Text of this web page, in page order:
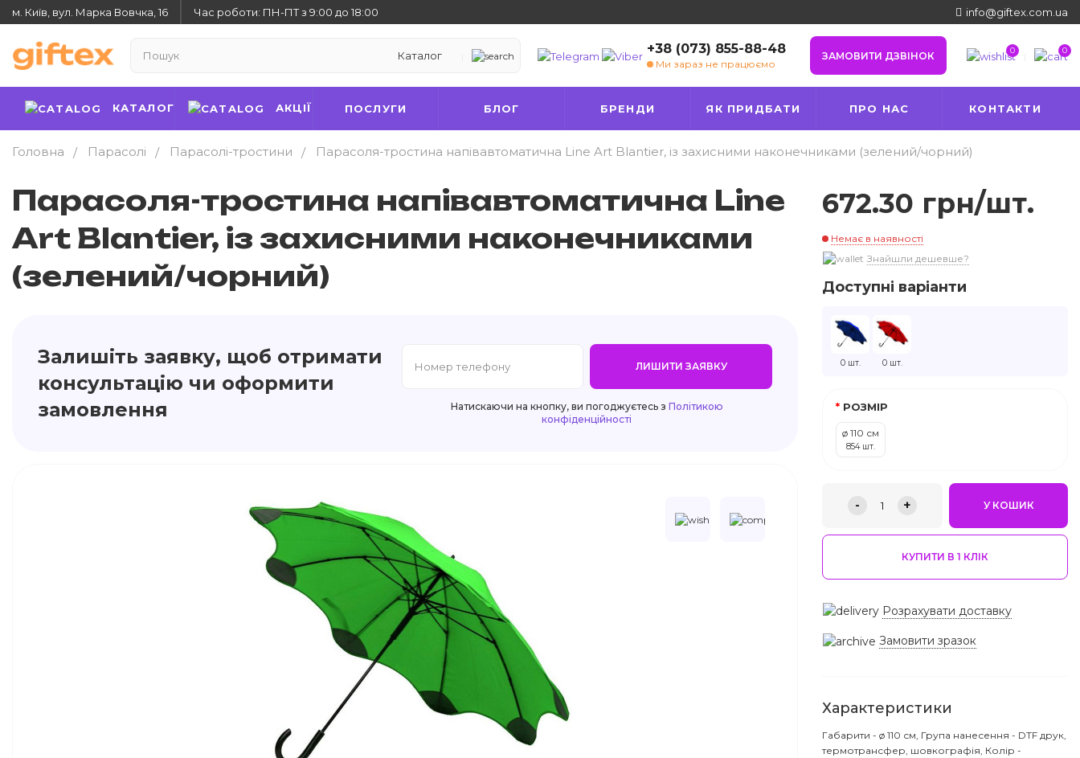
м. Київ, вул. Марка Вовчка, 16 Час роботи: ПН-ПТ з 9:00 до 18:00 info@giftex.com.ua
Каталог +38 (073) 855-88-48
Ми зараз не працюємо
ЗАМОВИТИ ДЗВІНОК 0 0
КАТАЛОГ АКЦІЇ ПОСЛУГИ БЛОГ БРЕНДИ ЯК ПРИДБАТИ ПРО НАС КОНТАКТИ
Головна Парасолі Парасолі-тростини Парасоля-тростина напівавтоматична Line Art Blantier, із захисними наконечниками (зелений/чорний)
Парасоля-тростина напівавтоматична Line
Art Blantier, із захисними наконечниками
(зелений/чорний)
Залишіть заявку, щоб отримати
консультацію чи оформити
замовлення
ЛИШИТИ ЗАЯВКУ
Натискаючи на кнопку, ви погоджуєтесь з Політикою
конфіденційності
672.30 грн/шт.
Немає в наявності
Знайшли дешевше?
Доступні варіанти
0 шт. 0 шт.
РОЗМІР
ø 110 см
854 шт.
- 1 + У КОШИК
КУПИТИ В 1 КЛIК
Розрахувати доставку
Замовити зразок
Характеристики
Габарити - ø 110 см, Група нанесення - DTF друк,
термотрансфер, шовкографія, Колір -